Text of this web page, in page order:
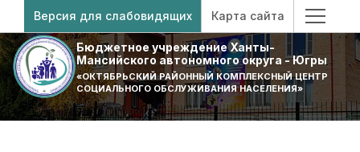
Версия для слабовидящих Карта сайта
Бюджетное учреждение Ханты-
Мансийского автономного округа - Югры
«ОКТЯБРЬСКИЙ РАЙОННЫЙ КОМПЛЕКСНЫЙ ЦЕНТР
СОЦИАЛЬНОГО ОБСЛУЖИВАНИЯ НАСЕЛЕНИЯ»